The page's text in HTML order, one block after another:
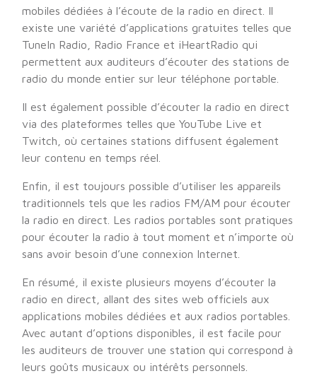
mobiles dédiées à l’écoute de la radio en direct. Il
existe une variété d’applications gratuites telles que
TuneIn Radio, Radio France et iHeartRadio qui
permettent aux auditeurs d’écouter des stations de
radio du monde entier sur leur téléphone portable.
Il est également possible d’écouter la radio en direct
via des plateformes telles que YouTube Live et
Twitch, où certaines stations diffusent également
leur contenu en temps réel.
Enfin, il est toujours possible d’utiliser les appareils
traditionnels tels que les radios FM/AM pour écouter
la radio en direct. Les radios portables sont pratiques
pour écouter la radio à tout moment et n’importe où
sans avoir besoin d’une connexion Internet.
En résumé, il existe plusieurs moyens d’écouter la
radio en direct, allant des sites web officiels aux
applications mobiles dédiées et aux radios portables.
Avec autant d’options disponibles, il est facile pour
les auditeurs de trouver une station qui correspond à
leurs goûts musicaux ou intérêts personnels.